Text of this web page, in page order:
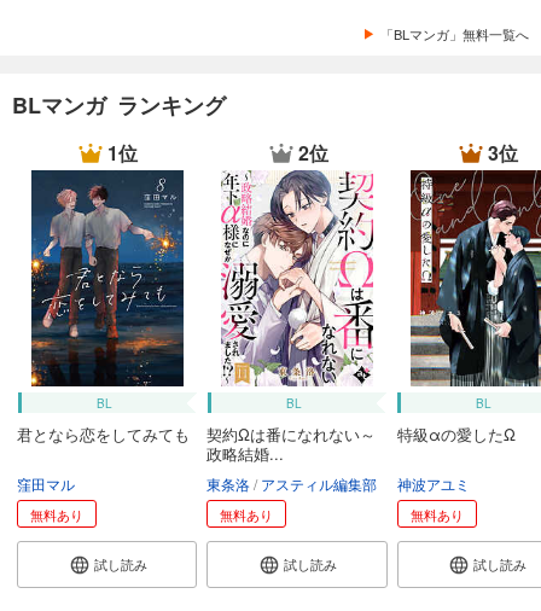
「BLマンガ」無料一覧へ
BLマンガ ランキング
1位
BL
君となら恋をしてみても
窪田マル
無料あり
試し読み
2位
BL
契約Ωは番になれない～
政略結婚...
東条洛 アスティル編集部
無料あり
試し読み
3位
BL
特級αの愛したΩ
神波アユミ
無料あり
試し読み